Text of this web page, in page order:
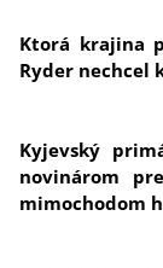
Ktorá krajina
Ryder nechcel
Kyjevský
novinárom
mimochodom